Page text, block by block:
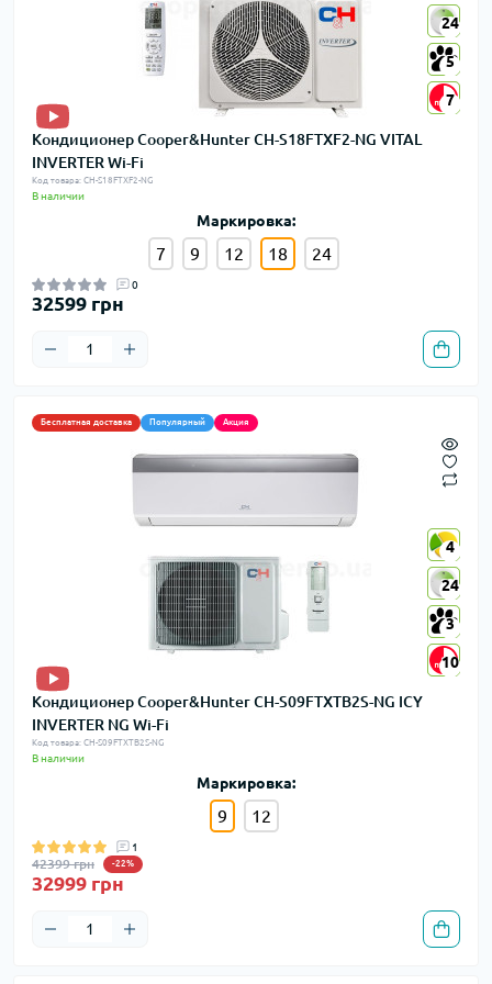
24
5
7
24
5
7
Кондиционер Cooper&Hunter CH-S18FTXF2-NG VITAL
INVERTER Wi-Fi
Код товара: CH-S18FTXF2-NG
В наличии
Маркировка:
7 9 12 18 24
0
32599 грн
Бесплатная доставка Популярный Акция
4
24
3
10
4
24
3
10
Кондиционер Cooper&Hunter CH-S09FTXTB2S-NG ICY
INVERTER NG Wi-Fi
Код товара: CH-S09FTXTB2S-NG
В наличии
Маркировка:
9 12
1
42399 грн -22%
32999 грн